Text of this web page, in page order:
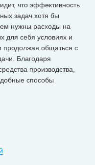
что эффективность
задач хотя бы
нужны расходы на
для себя условиях и
продолжая общаться с
Благодаря
производства,
способы